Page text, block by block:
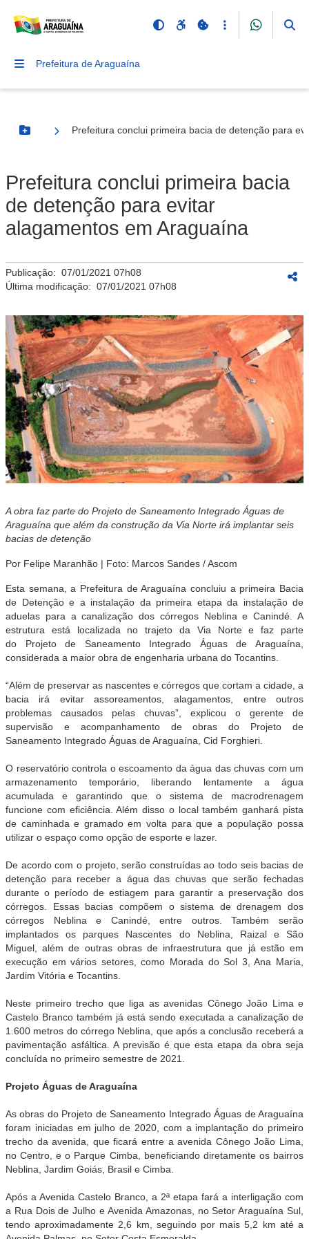
Prefeitura de Araguaína
Botão Menu
Prefeitura conclui primeira bacia de detenção para
Prefeitura conclui primeira bacia
de detenção para evitar
alagamentos em Araguaína
Publicação: 07/01/2021 07h08
Última modificação: 07/01/2021 07h08
A obra faz parte do Projeto de Saneamento Integrado Águas de
Araguaína que além da construção da Via Norte irá implantar seis
bacias de detenção
Por Felipe Maranhão | Foto: Marcos Sandes / Ascom
Esta semana, a Prefeitura de Araguaína concluiu a primeira Bacia
de Detenção e a instalação da primeira etapa da instalação de
aduelas para a canalização dos córregos Neblina e Canindé. A
estrutura está localizada no trajeto da Via Norte e faz parte
do Projeto de Saneamento Integrado Águas de Araguaína,
considerada a maior obra de engenharia urbana do Tocantins.
“Além de preservar as nascentes e córregos que cortam a cidade, a
bacia irá evitar assoreamentos, alagamentos, entre outros
problemas causados pelas chuvas”, explicou o gerente de
supervisão e acompanhamento de obras do Projeto de
Saneamento Integrado Águas de Araguaína, Cid Forghieri.
O reservatório controla o escoamento da água das chuvas com um
armazenamento temporário, liberando lentamente a água
acumulada e garantindo que o sistema de macrodrenagem
funcione com eficiência. Além disso o local também ganhará pista
de caminhada e gramado em volta para que a população possa
utilizar o espaço como opção de esporte e lazer.
De acordo com o projeto, serão construídas ao todo seis bacias de
detenção para receber a água das chuvas que serão fechadas
durante o período de estiagem para garantir a preservação dos
córregos. Essas bacias compõem o sistema de drenagem dos
córregos Neblina e Canindé, entre outros. Também serão
implantados os parques Nascentes do Neblina, Raizal e São
Miguel, além de outras obras de infraestrutura que já estão em
execução em vários setores, como Morada do Sol 3, Ana Maria,
Jardim Vitória e Tocantins.
Neste primeiro trecho que liga as avenidas Cônego João Lima e
Castelo Branco também já está sendo executada a canalização de
1.600 metros do córrego Neblina, que após a conclusão receberá a
pavimentação asfáltica. A previsão é que esta etapa da obra seja
concluída no primeiro semestre de 2021.
Projeto Águas de Araguaína
As obras do Projeto de Saneamento Integrado Águas de Araguaína
foram iniciadas em julho de 2020, com a implantação do primeiro
trecho da avenida, que ficará entre a avenida Cônego João Lima,
no Centro, e o Parque Cimba, beneficiando diretamente os bairros
Neblina, Jardim Goiás, Brasil e Cimba.
Após a Avenida Castelo Branco, a 2ª etapa fará a interligação com
a Rua Dois de Julho e Avenida Amazonas, no Setor Araguaína Sul,
tendo aproximadamente 2,6 km, seguindo por mais 5,2 km até a